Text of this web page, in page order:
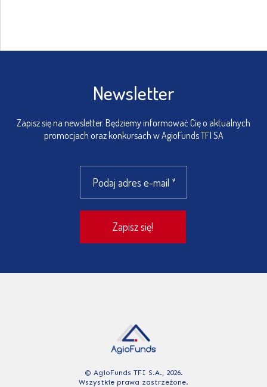
Newsletter
Zapisz się na newsletter. Będziemy informować Cię o aktualnych
promocjach oraz konkursach w AgioFunds TFI SA
© AgioFunds TFI S.A., 2026.
Wszystkie prawa zastrzeżone.